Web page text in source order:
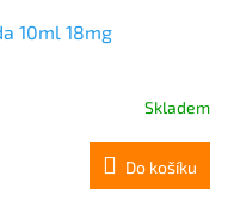
10ml 18mg
Skladem
Do košíku